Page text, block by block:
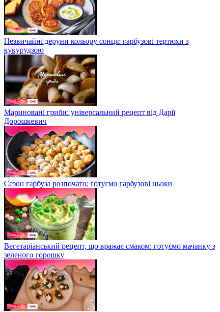
Незвичайні деруни кольору сонця: гарбузові тертюхи з
кукурудзою
Мариновані гриби: універсальний рецепт від Дарії
Дорошкевич
Сезон гарбуза розпочато: готуємо гарбузові ньоки
Вегетаріанський рецепт, що вражає смаком: готуємо мачанку з
зеленого горошку